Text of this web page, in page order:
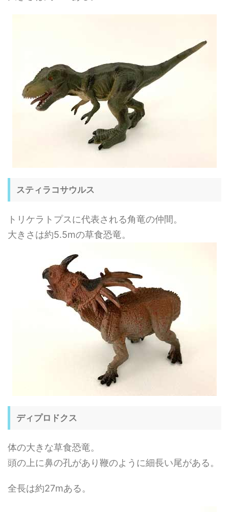
スティラコサウルス
トリケラトプスに代表される角竜の仲間。
大きさは約5.5mの草食恐竜。
ディプロドクス
体の大きな草食恐竜。
頭の上に鼻の孔があり鞭のように細長い尾がある。
全長は約27mある。